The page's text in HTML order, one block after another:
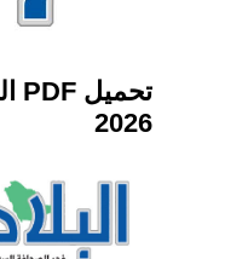
2026